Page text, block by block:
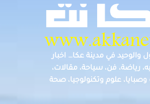
والوحيد في مدينة عكا… اخبار
رياضة، فن، سياحة، مقالات،
علوم وتكنولوجيا، صحة